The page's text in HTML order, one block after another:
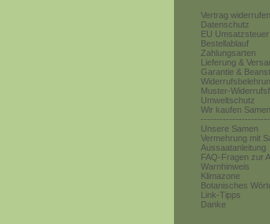
Vertrag widerrufen
Datenschutz
EU Umsatzsteuer
Bestellablauf
Zahlungsarten
Lieferung &
Garantie &
Muster-
Umweltschutz
Wir kaufen Samen
Unsere Samen
Vermehrung mit
Aussaatanleitung
FAQ-Fragen zur
Warnhinweis
Klimazone
Botanisches
Link-Tipps
Danke